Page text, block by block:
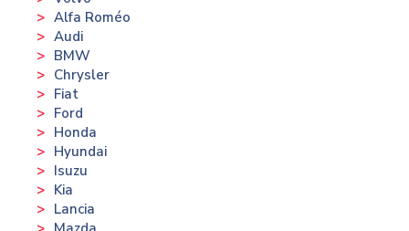
Alfa Roméo
Audi
BMW
Chrysler
Fiat
Ford
Honda
Hyundai
Isuzu
Kia
Lancia